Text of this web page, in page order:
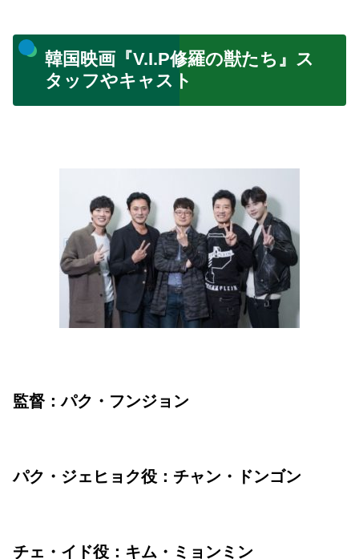
韓国映画『V.I.P修羅の獣たち』ス
タッフやキャスト
監督：パク・フンジョン
パク・ジェヒョク役：チャン・ドンゴン
チェ・イド役：キム・ミョンミン